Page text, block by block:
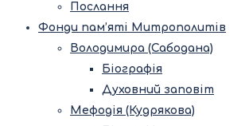
Послання
Фонди пам’яті Митрополитів
Володимира (Сабодана)
Біографія
Духовний заповіт
Мефодія (Кудрякова)